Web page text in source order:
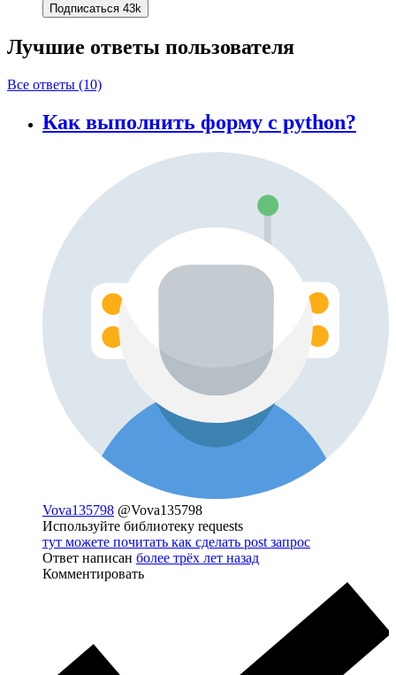
Подписаться 43k
Лучшие ответы пользователя
Все ответы (10)
Как выполнить форму с python?
Vova135798 @Vova135798
Используйте библиотеку requests
тут можете почитать как сделать post запрос
Ответ написан более трёх лет назад
Комментировать